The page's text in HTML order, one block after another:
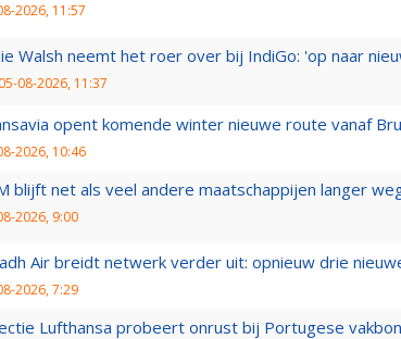
2026, 11:57
Walsh neemt het roer over bij IndiGo: 'op naar
05-08-2026, 11:37
opent komende winter nieuwe route vanaf
2026, 10:46
blijft net als veel andere maatschappijen langer
2026, 9:00
Air breidt netwerk verder uit: opnieuw drie
2026, 7:29
Lufthansa probeert onrust bij Portugese